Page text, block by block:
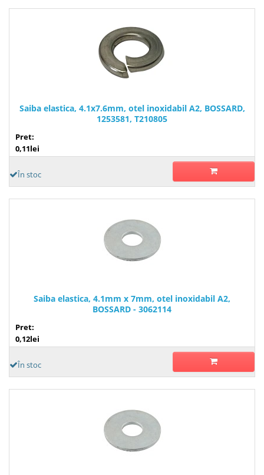
Saiba elastica, 4.1x7.6mm, otel inoxidabil A2, BOSSARD,
1253581, T210805
Pret:
0,11lei
În stoc
Saiba elastica, 4.1mm x 7mm, otel inoxidabil A2,
BOSSARD - 3062114
Pret:
0,12lei
În stoc